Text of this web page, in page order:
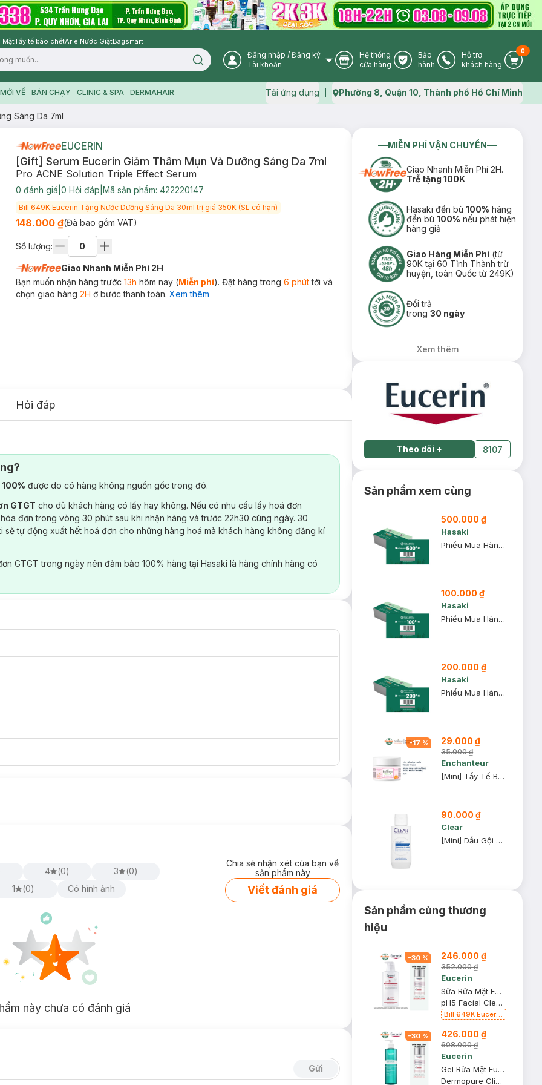
MặtTẩy tế bào chếtArielNước GiặtBagsmart
Search icon User Icon
Đăng nhập / Đăng ký
Tài khoản
Store Icon
Hệ thống
cửa hàng
Warranty Icon
Bảo
hành
Phone Icon
Hỗ trợ
khách hàng
Cart
0
VỀ BÁN CHẠY CLINIC & SPA DERMAHAIR Tải ứng dụng Map icon
Phường 8, Quận 10, Thành phố Hồ Chí Minh
Sáng Da 7ml
EUCERIN
[Gift] Serum Eucerin Giảm Thâm Mụn Và Dưỡng Sáng Da 7ml
Pro ACNE Solution Triple Effect Serum
0 đánh giá 0 Hỏi đáp Mã sản phẩm: 422220147
Bill 649K Eucerin Tặng Nước Dưỡng Sáng Da 30ml trị giá 350K (SL có hạn)
148.000 ₫(Đã bao gồm VAT)
Số lượng:
Giao Nhanh Miễn Phí 2H
Bạn muốn nhận hàng trước 13h hôm nay (Miễn phí). Đặt hàng trong 6 phúttới và
chọn giao hàng 2H ở bước thanh toán. Xem thêm
Hỏi đáp
được do có hàng không nguồn gốc trong đó.
GTGT cho dù khách hàng có lấy hay không. Nếu có nhu cầu lấy hoá đơn
đơn trong vòng 30 phút sau khi nhận hàng và trước 22h30 cùng ngày. 30
sẽ tự động xuất hết hoá đơn cho những hàng hoá mà khách hàng không đăng kí
GTGT trong ngày nên đảm bảo 100% hàng tại Hasaki là hàng chính hãng có
4 (0) 3 (0)
1
(0) Có hình ảnh
Chia sẻ nhận xét của bạn về
sản phẩm này
Viết đánh giá
này chưa có đánh giá
Gửi
MIỄN PHÍ VẬN CHUYỂN
Giao Nhanh Miễn Phí 2H.
Trễ tặng 100K
Hasaki đền bù100% hãng
đền bù100% nếu phát hiện
hàng giả
Giao Hàng Miễn Phí (từ
90K tại 60 Tỉnh Thành trừ
huyện, toàn Quốc từ 249K)
Đổi trả
trong30 ngày
Xem thêm
Theo dõi + 8107
Sản phẩm xem cùng
500.000 ₫
Hasaki
Phiếu Mua Hàng 500k
100.000 ₫
Hasaki
Phiếu Mua Hàng 100k
200.000 ₫
Hasaki
Phiếu Mua Hàng 200k
-17 % 29.000 ₫
35.000 ₫
Enchanteur
[Mini] Tẩy Tế Bào Chết Toàn Thân Enchanteur 50g (Mẫu Ngẫu Nhiên)
90.000 ₫
Clear
[Mini] Dầu Gội Clear 80g (Mẫu Ngẫu Nhiên)
Sản phẩm cùng thương
hiệu
-30 % 246.000 ₫
352.000 ₫
Eucerin
Sữa Rửa Mặt Eucerin Dịu Nhẹ Cho Da Nhạy Cảm 400ml
pH5 Facial Cleanser Sensitive Skin
Bill 649K Eucerin
Dưỡng Sáng Da
30ml trị giá 350K
(SL có hạn)
-30 % 426.000 ₫
608.000 ₫
Eucerin
Gel Rửa Mặt Eucerin Cho Da Nhờn Mụn 400ml
Dermopure Clinical Purifying Cleanser